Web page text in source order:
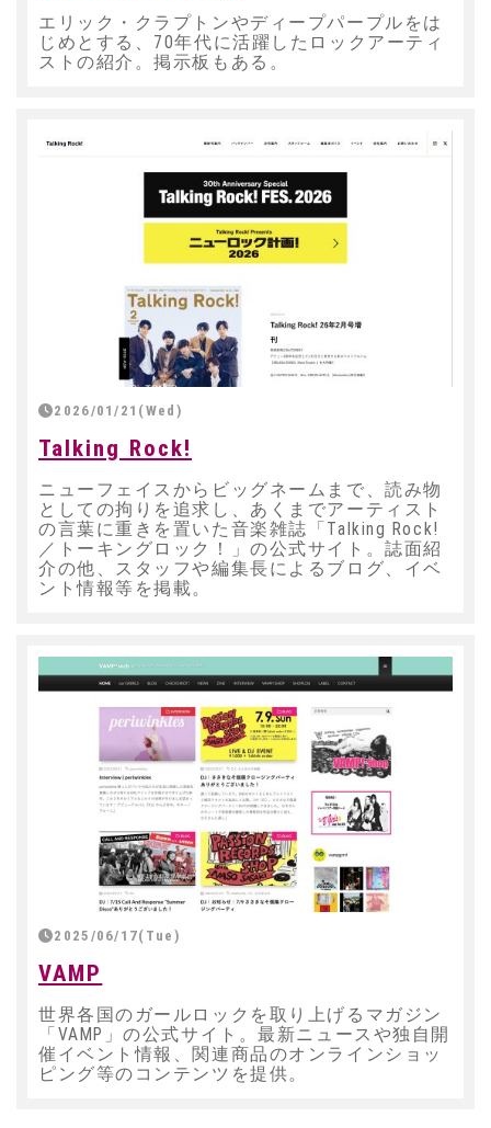
エリック・クラプトンやディープパープルをは
じめとする、70年代に活躍したロックアーティ
ストの紹介。掲示板もある。
2026/01/21(Wed)
Talking Rock!
ニューフェイスからビッグネームまで、読み物
としての拘りを追求し、あくまでアーティスト
の言葉に重きを置いた音楽雑誌「Talking Rock!
／トーキングロック！」の公式サイト。誌面紹
介の他、スタッフや編集長によるブログ、イベ
ント情報等を掲載。
2025/06/17(Tue)
VAMP
世界各国のガールロックを取り上げるマガジン
「VAMP」の公式サイト。最新ニュースや独自開
催イベント情報、関連商品のオンラインショッ
ピング等のコンテンツを提供。